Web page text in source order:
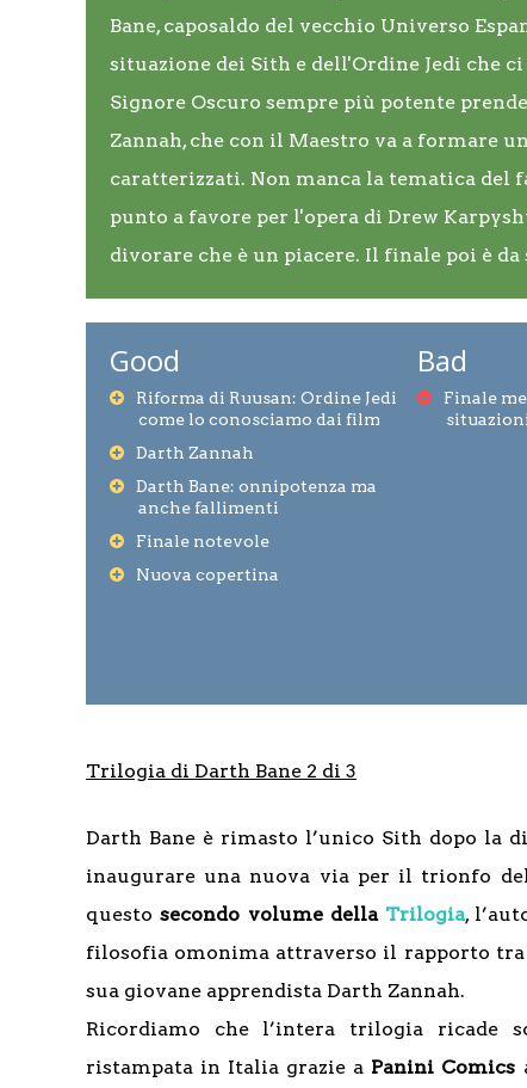
Bane, caposaldo del vecchio Universo
situazione dei Sith e dell'Ordine Jedi che
Signore Oscuro sempre più potente
Zannah, che con il Maestro va a formare
caratterizzati. Non manca la tematica del
punto a favore per l'opera di Drew
divorare che è un piacere. Il finale poi è
Good
Riforma di Ruusan: Ordine Jedi
come lo conosciamo dai film
Darth Zannah
Darth Bane: onnipotenza ma
anche fallimenti
Finale notevole
Nuova copertina
Bad
Finale
Trilogia di Darth Bane 2 di 3
Darth Bane è rimasto l’unico Sith dopo la
inaugurare una nuova via per il trionfo
questosecondo volume della Trilogia,
filosofia omonima attraverso il rapporto
sua giovane apprendista Darth Zannah.
Ricordiamo che l’intera trilogia ricade
ristampata in Italia grazie a Panini Comics